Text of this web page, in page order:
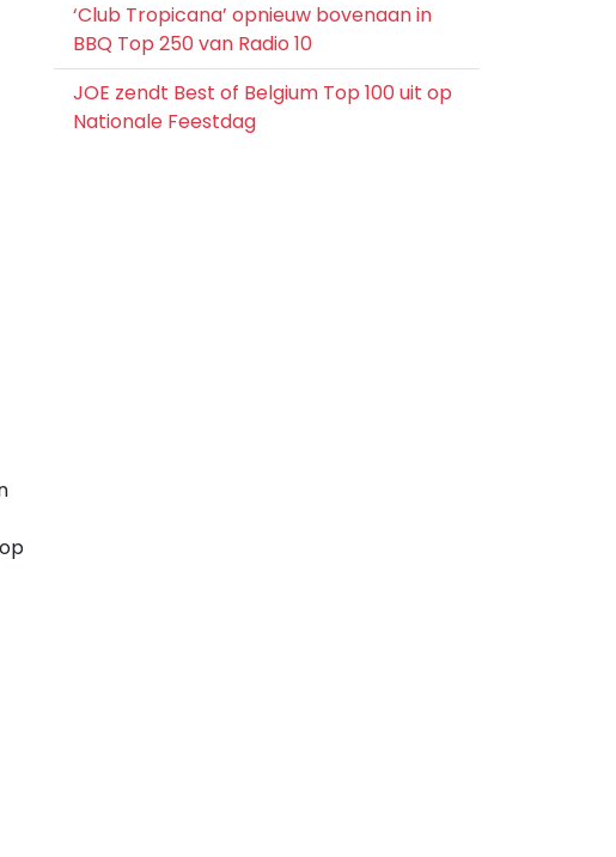
‘Club Tropicana’ opnieuw bovenaan in
BBQ Top 250 van Radio 10
JOE zendt Best of Belgium Top 100 uit op
Nationale Feestdag